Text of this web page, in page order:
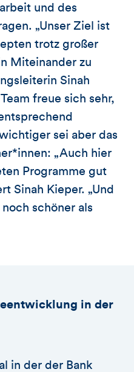
und des
„Unser Ziel ist
trotz großer
Miteinander zu
Sinah
freue sich sehr,
sei aber das
„Auch hier
Programme gut
Sinah Kieper. „Und
schöner als
in der
in der der Bank